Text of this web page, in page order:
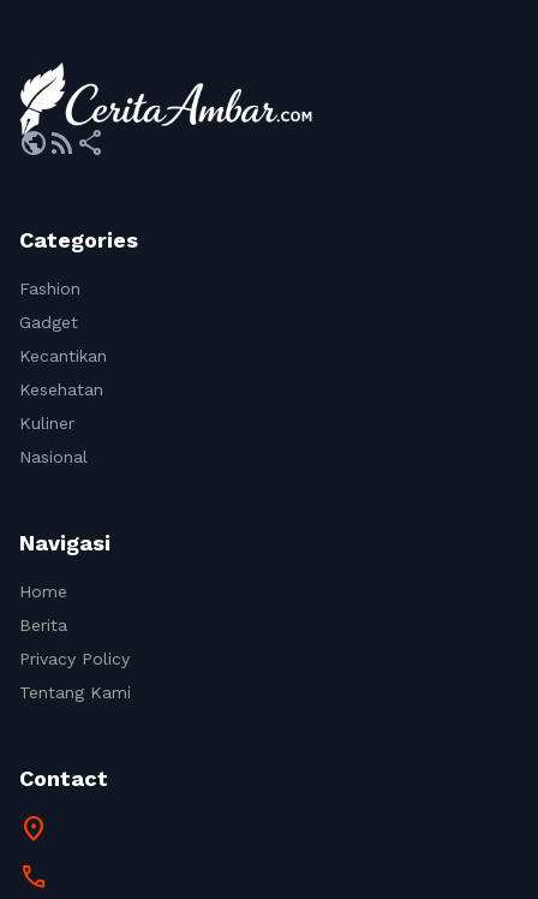
publicrss_feed share
Categories
Fashion
Gadget
Kecantikan
Kesehatan
Kuliner
Nasional
Navigasi
Home
Berita
Privacy Policy
Tentang Kami
Contact
location_on
call